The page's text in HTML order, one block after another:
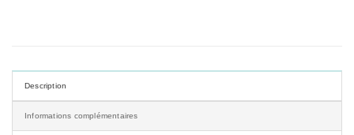
Description
Informations complémentaires